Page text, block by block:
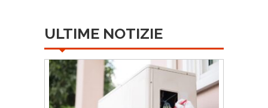
ULTIME NOTIZIE